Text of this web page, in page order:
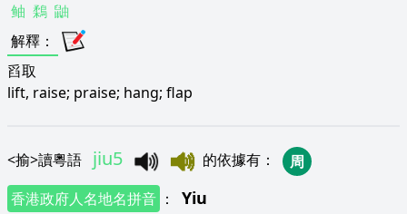
鲉 鶔 鼬
解釋 ：
舀取
lift, raise; praise; hang; flap
<揄>讀粵語 jiu5 的依據有 ：
周
香港政府人名地名拼音 ： Yiu